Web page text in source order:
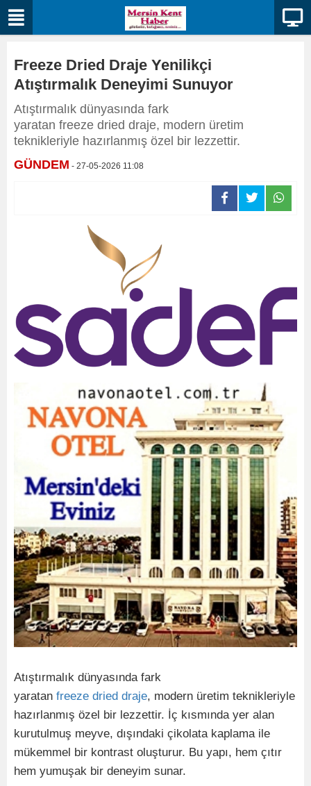
Freeze Dried Draje Yenilikçi
Atıştırmalık Deneyimi Sunuyor
Atıştırmalık dünyasında fark
yaratan freeze dried draje, modern üretim
teknikleriyle hazırlanmış özel bir lezzettir.
GÜNDEM - 27-05-2026 11:08
Atıştırmalık dünyasında fark
yaratan freeze dried draje, modern üretim teknikleriyle
hazırlanmış özel bir lezzettir. İç kısmında yer alan
kurutulmuş meyve, dışındaki çikolata kaplama ile
mükemmel bir kontrast oluşturur. Bu yapı, hem çıtır
hem yumuşak bir deneyim sunar.